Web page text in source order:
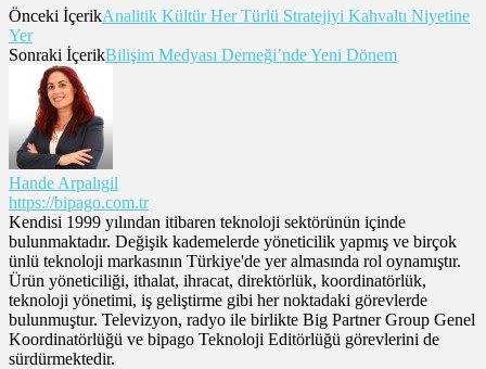
Önceki İçerikAnalitik Kültür Her Türlü Stratejiyi Kahvaltı Niyetine
Yer
Sonraki İçerikBilişim Medyası Derneği’nde Yeni Dönem
Hande Arpalıgil
https://bipago.com.tr
Kendisi 1999 yılından itibaren teknoloji sektörünün içinde
bulunmaktadır. Değişik kademelerde yöneticilik yapmış ve birçok
ünlü teknoloji markasının Türkiye'de yer almasında rol oynamıştır.
Ürün yöneticiliği, ithalat, ihracat, direktörlük, koordinatörlük,
teknoloji yönetimi, iş geliştirme gibi her noktadaki görevlerde
bulunmuştur. Televizyon, radyo ile birlikte Big Partner Group Genel
Koordinatörlüğü ve bipago Teknoloji Editörlüğü görevlerini de
sürdürmektedir.